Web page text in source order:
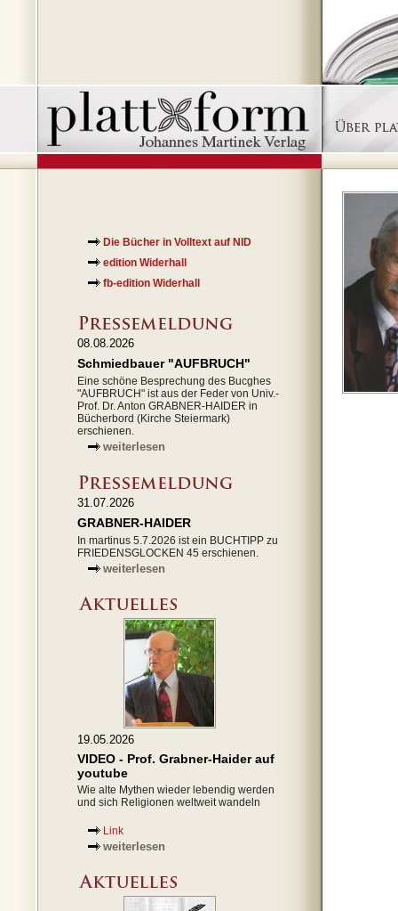
Die Bücher in Volltext auf NID
edition Widerhall
fb-edition Widerhall
08.08.2026
Schmiedbauer "AUFBRUCH"
Eine schöne Besprechung des Bucghes
"AUFBRUCH" ist aus der Feder von Univ.-
Prof. Dr. Anton GRABNER-HAIDER in
Bücherbord (Kirche Steiermark)
erschienen.
weiterlesen
31.07.2026
GRABNER-HAIDER
In martinus 5.7.2026 ist ein BUCHTIPP zu
FRIEDENSGLOCKEN 45 erschienen.
weiterlesen
19.05.2026
VIDEO - Prof. Grabner-Haider auf
youtube
Wie alte Mythen wieder lebendig werden
und sich Religionen weltweit wandeln
Link
weiterlesen